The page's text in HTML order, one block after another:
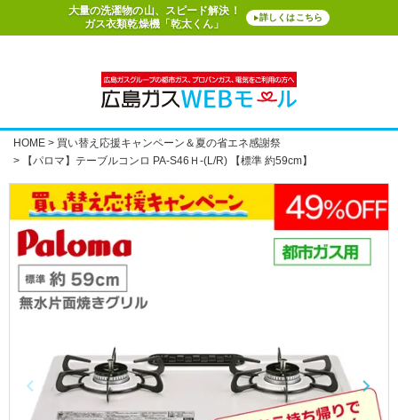
大量の洗濯物の山、スピード解決！
ガス衣類乾燥機「乾太くん」
▶詳しくはこちら
HOME
買い替え応援キャンペーン＆夏の省エネ感謝祭
【パロマ】テーブルコンロ PA-S46Ｈ-(L/R) 【標準 約59cm】